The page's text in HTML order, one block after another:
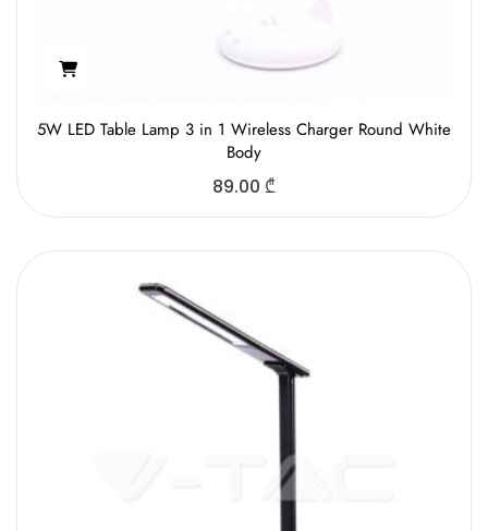
5W LED Table Lamp 3 in 1 Wireless Charger Round White
Body
89.00 ₾